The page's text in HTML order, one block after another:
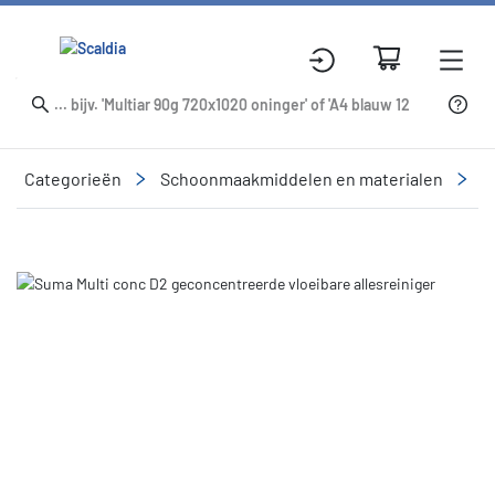
Categorieën Schoonmaakmiddelen en materialen
Slide 1 of 1